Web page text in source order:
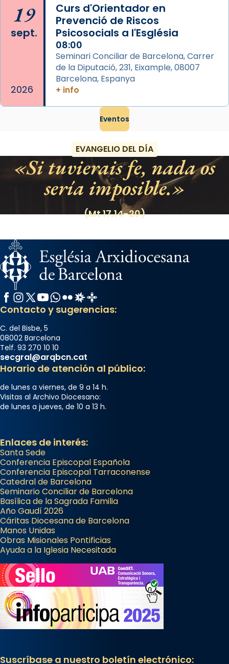
de Barcelona.
2 weeks ago
Aquest dilluns, 27 de juliol, ha tingut lloc la
missa d’acció de gràcies en agraïment al
comitè organitzador de la visita apostòlica
del Sant Pare Lleó XIV a Barcelona, i als
col·laboradors, a la Catedral de Barcelona.
L’arquebisbe de Barcelona, el cardenal Joan
Josep Omella, ha presidit la missa i l’ha
concelebrat el bisbe auxiliar de Barcelona,
Mons. David Abadías.
📸 Dr. G. Simón
Foto
View on Facebook · Share
Arquebisbat de Barcelona
Memòria de les santes Juliana i
Semproniana, verges i màrtirs.
Acompanyant la història de sant Cugat, a
partir de l’Edat Mitjana sorgeix la tradició
que les santes Juliana (“relatiu a Júlia”) i
Semproniana (“relatiu a Semprònia =
eterna”) són deixebles seves. I l’any 1667, el
frare Joan Gaspar Roig, afirma en una obra
que les santes són filles de l’antiga Iluro.
Mataró en reivindicarà les relíq
...Ver más
Foto
19
sept.
2026
Curs d'Orientador en
Prevenció de Riscos
Psicosocials a l'Església
08:00
Seminari Conciliar de Barcelona, Carrer
de la Diputació, 231, Eixample, 08007
Barcelona, Espanya
+ info
Eventos
EVANGELIO DEL DÍA
Si tuvierais fe, nada os
sería imposible.
(Mt 17,14-20)
Facebook
Instagram
X / Twitter
YouTube
WhatsApp
FlickrRadio Estel
Catalunya Cristiana
Contacto y sugerencias:
C. del Bisbe, 5
08002 Barcelona
Telf. 93 270 10 10
secgral@arqbcn.cat
Horario de atención al público:
de lunes a viernes, de 9 a 14 h.
Visitas al Archivo Diocesano:
de lunes a jueves, de 10 a 13 h.
Enlaces de interés:
Santa Sede
Conferencia Episcopal Española
Conferencia Episcopal Tarraconense
Catedral de Barcelona
Seminario Conciliar de Barcelona
Basílica de la Sagrada Familia
Año Gaudí 2026
Cáritas Diocesana de Barcelona
Manos Unidas
Obras Misionales Pontificias
Ayuda a la Iglesia Necesitada
Suscríbase a nuestro boletín electrónico: